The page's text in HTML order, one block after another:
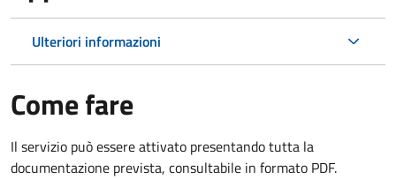
Ulteriori informazioni
Come fare
Il servizio può essere attivato presentando tutta la
documentazione prevista, consultabile in formato PDF.